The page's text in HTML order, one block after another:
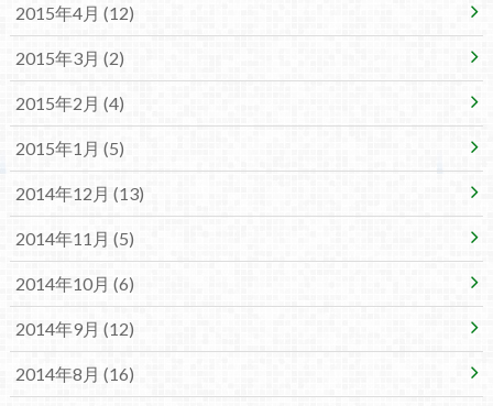
2015年4月 (12)
2015年3月 (2)
2015年2月 (4)
2015年1月 (5)
2014年12月 (13)
2014年11月 (5)
2014年10月 (6)
2014年9月 (12)
2014年8月 (16)